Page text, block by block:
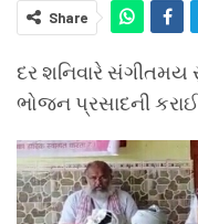
Share
દર શનિવારે સંગીતમય
ભોજન પ્રસાદની